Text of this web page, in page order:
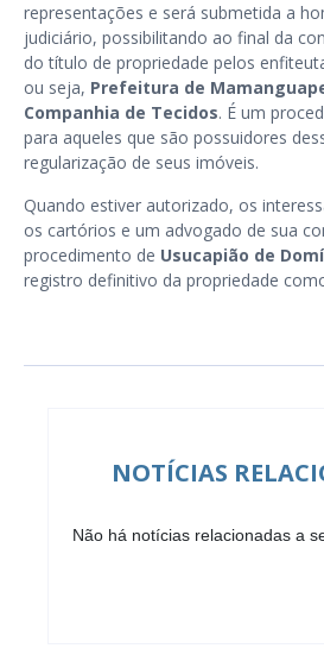
representações e será submetida a
judiciário, possibilitando ao final da
do título de propriedade pelos
ou seja, Prefeitura de
Companhia de Tecidos. É um
para aqueles que são possuidores
regularização de seus imóveis.
Quando estiver autorizado, os
os cartórios e um advogado de sua
procedimento de Usucapião de
registro definitivo da propriedade
NOTÍCIAS
Não há notícias relacionadas a